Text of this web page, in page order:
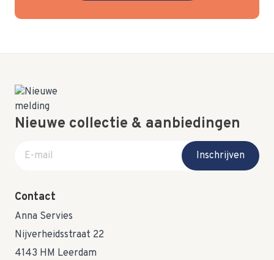
Nieuwe collectie & aanbiedingen
E-mail adres
Inschrijven
Contact
Anna Servies
Nijverheidsstraat 22
4143 HM Leerdam